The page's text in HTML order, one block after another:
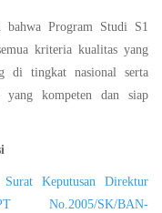
bahwa Program Studi S1
kriteria kualitas yang
di tingkat nasional serta
yang kompeten dan siap
Surat Keputusan Direktur
No.2005/SK/BAN-